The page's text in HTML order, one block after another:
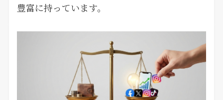
豊富に持っています。